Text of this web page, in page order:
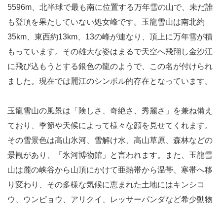
5596m、北半球で最も南に位置する万年雪の山で、未だ誰
も登頂を果たしていない処女峰です。玉龍雪山は南北約
35km、東西約13km、13の峰が連なり、頂上に万年雪が積
もっています。その雄大な姿はまるで天空へ飛翔し金沙江
に飛び込もうとする銀色の龍のようで、この名が付けられ
ました。現在では麗江のシンボル的存在となっています。
玉龍雪山の風景は「険しさ、奇絶さ、秀麗さ」を兼ね備え
ており、季節や天候によって様々な顔を見せてくれます。
その雪景色は高山氷河、雪解け水、高山草原、森林などの
景観があり、「氷河博物館」と言われます。また、玉龍雪
山は麓の峡谷から山頂にかけて亜熱帯から温帯、寒帯へ移
り変わり、その多様な気候に恵まれた土地にはキンシコ
ウ、ウンピョウ、アリクイ、レッサーパンダなど希少動物